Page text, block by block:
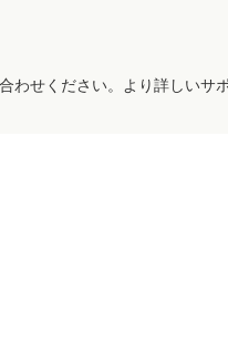
わせください。より詳しいサ